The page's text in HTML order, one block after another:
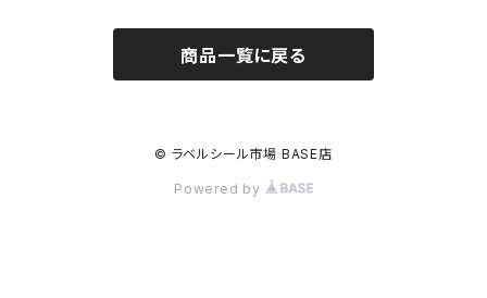
商品一覧に戻る
© ラベルシール市場 BASE店
Powered by